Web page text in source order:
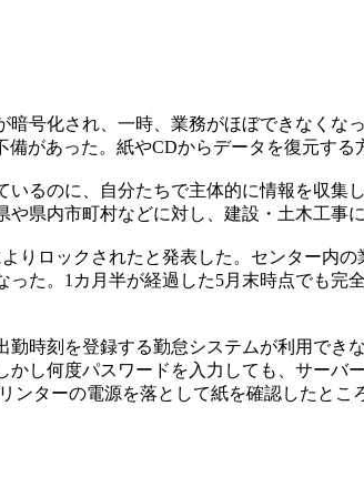
号化され、一時、業務がほぼできなくな
があった。紙やCDからデータを復元する
るのに、自分たちで主体的に情報を収集
県内市町村などに対し、建設・土木工事
ロックされたと発表した。センター内
た。1カ月半が経過した5月末時点でも完
時刻を登録する勤怠システムが利用でき
し何度パスワードを入力しても、サーバ
ターの電源を落として紙を確認したと